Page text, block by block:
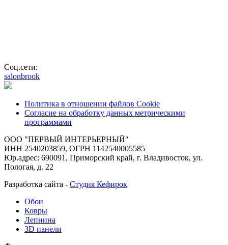
Соц.сети:
salonbrook
Политика в отношении файлов Cookie
Согласие на обработку данных метрическими
программами
ООО "ПЕРВЫЙ ИНТЕРЬЕРНЫЙ"
ИНН 2540203859, ОГРН 1142540005585
Юр.адрес: 690091, Приморский край, г. Владивосток, ул.
Пологая, д. 22
Разработка сайта - Студия Кефирок
Обои
Ковры
Лепнина
3D панели